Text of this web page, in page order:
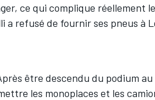
ce qui complique réellement
a refusé de fournir ses pneus à
être descendu du podium
les monoplaces et les